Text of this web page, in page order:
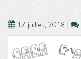
17 juillet, 2018 |